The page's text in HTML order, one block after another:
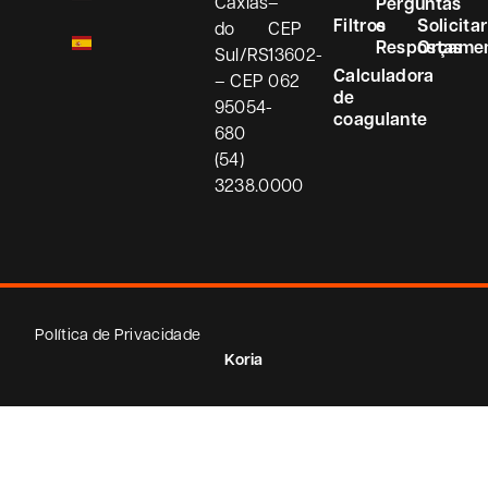
do
Sul/RS
– CEP
95054-
680
(54)
3238.0000
CEP
13602-
062
Filtros
Calculadora
de
coagulante
e
Respostas
Solicitar
Política de Privacidade
Koria